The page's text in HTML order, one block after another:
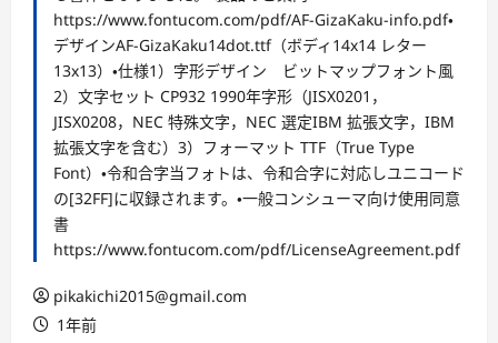
https://www.fontucom.com/pdf/AF-GizaKaku-info.pdf・
デザインAF-GizaKaku14dot.ttf（ボディ14x14 レター
13x13）・仕様1）字形デザイン ビットマップフォント風
2）文字セット CP932 1990年字形（JISX0201，
JISX0208，NEC 特殊文字，NEC 選定IBM 拡張文字，IBM
拡張文字を含む）3）フォーマット TTF（True Type
Font）・令和合字当フォトは、令和合字に対応しユニコード
の[32FF]に収録されます。・一般コンシューマ向け使用同意
書
https://www.fontucom.com/pdf/LicenseAgreement.pdf
pikakichi2015@gmail.com
1年前